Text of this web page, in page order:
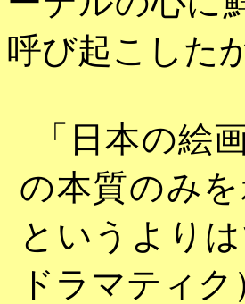
呼び起こした
「日本の絵
の本質のみ
というより
ドラマティ